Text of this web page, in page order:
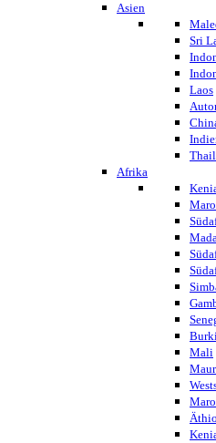
Asien
Sri
Laos
Afrika
Mali